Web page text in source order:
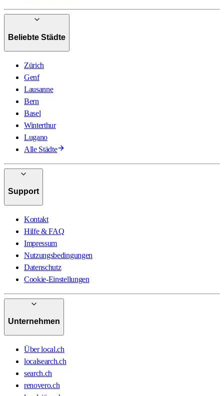
Beliebte Städte
Zürich
Genf
Lausanne
Bern
Basel
Winterthur
Lugano
Alle Städte
Support
Kontakt
Hilfe & FAQ
Impressum
Nutzungsbedingungen
Datenschutz
Cookie-Einstellungen
Unternehmen
Über local.ch
localsearch.ch
search.ch
renovero.ch